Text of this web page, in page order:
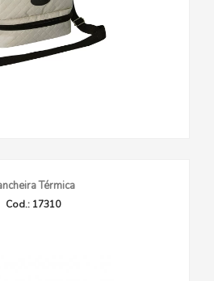
Térmica
Cod.: 17310